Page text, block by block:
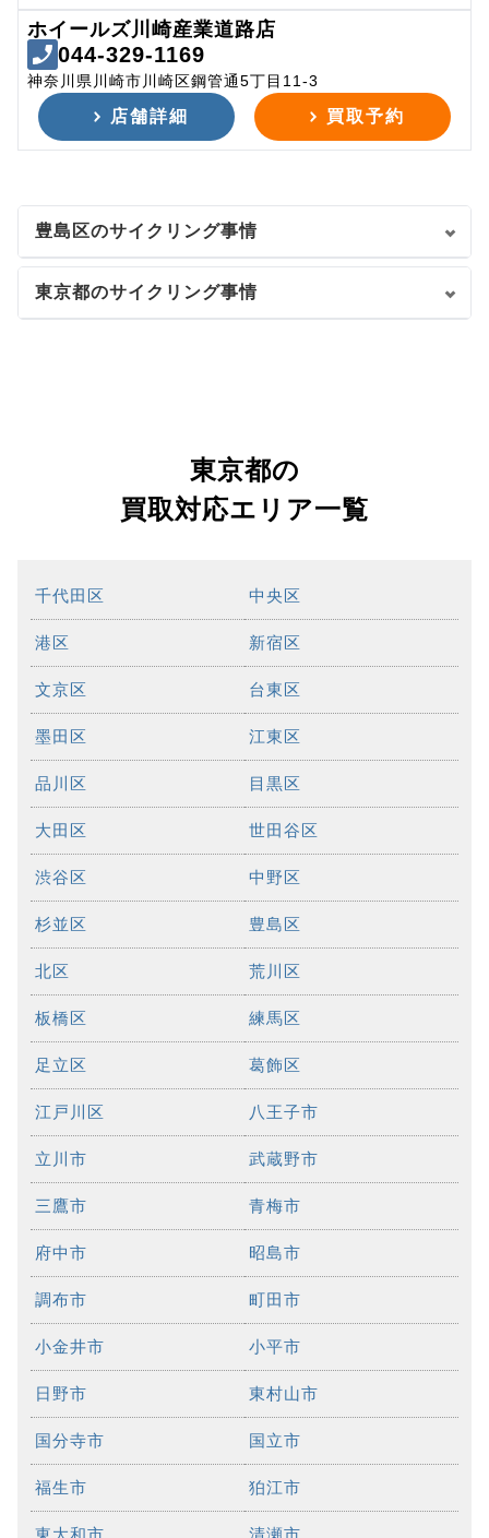
ホイールズ川崎産業道路店
044-329-1169
神奈川県川崎市川崎区鋼管通5丁目11-3
店舗詳細 買取予約
豊島区のサイクリング事情
東京都のサイクリング事情
東京都の
買取対応エリア一覧
千代田区 中央区
港区 新宿区
文京区 台東区
墨田区 江東区
品川区 目黒区
大田区 世田谷区
渋谷区 中野区
杉並区 豊島区
北区 荒川区
板橋区 練馬区
足立区 葛飾区
江戸川区 八王子市
立川市 武蔵野市
三鷹市 青梅市
府中市 昭島市
調布市 町田市
小金井市 小平市
日野市 東村山市
国分寺市 国立市
福生市 狛江市